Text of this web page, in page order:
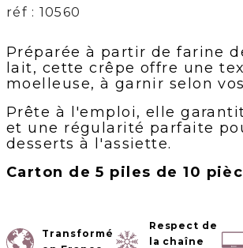
réf : 10560
Préparée à partir de farine
lait, cette crêpe offre une
moelleuse, à garnir selon
Prête à l'emploi, elle
et une régularité parfaite
desserts à l'assiette.
Carton de 5 piles de 10
Transformé
Respect de
la chaîne